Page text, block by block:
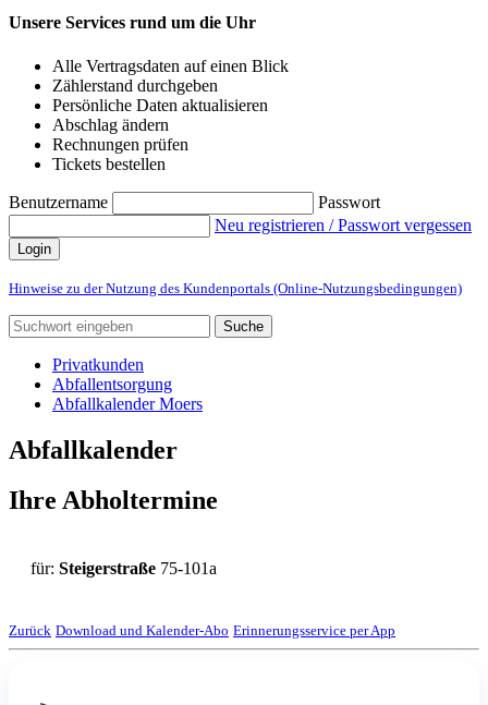
Unsere Services rund um die Uhr
Alle Vertragsdaten auf einen Blick
Zählerstand durchgeben
Persönliche Daten aktualisieren
Abschlag ändern
Rechnungen prüfen
Tickets bestellen
Benutzername
Passwort
Neu registrieren / Passwort vergessen
Login
Hinweise zu der Nutzung des Kundenportals (Online-Nutzungsbedingungen)
Suche
Privatkunden
Abfallentsorgung
Abfallkalender Moers
Abfallkalender
Ihre Abholtermine
für: Steigerstraße 75-101a
Zurück Download und Kalender-Abo Erinnerungsservice per App